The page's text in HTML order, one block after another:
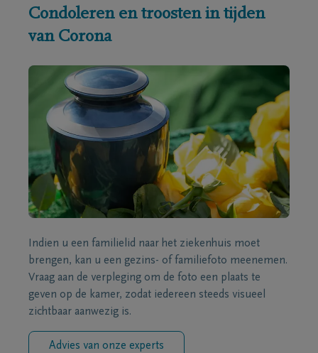
Condoleren en troosten in tijden
van Corona
Indien u een familielid naar het ziekenhuis moet
brengen, kan u een gezins- of familiefoto meenemen.
Vraag aan de verpleging om de foto een plaats te
geven op de kamer, zodat iedereen steeds visueel
zichtbaar aanwezig is.
Advies van onze experts